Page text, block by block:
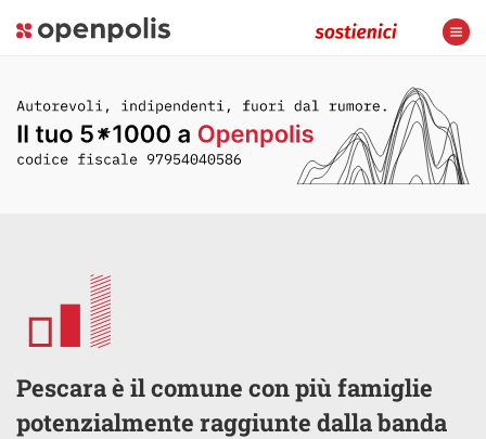
Pescara è il comune con più famiglie
potenzialmente raggiunte dalla banda